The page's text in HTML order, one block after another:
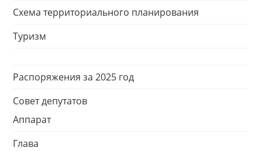
Схема территориального планирования
Туризм
Распоряжения за 2025 год
Совет депутатов
Аппарат
Глава